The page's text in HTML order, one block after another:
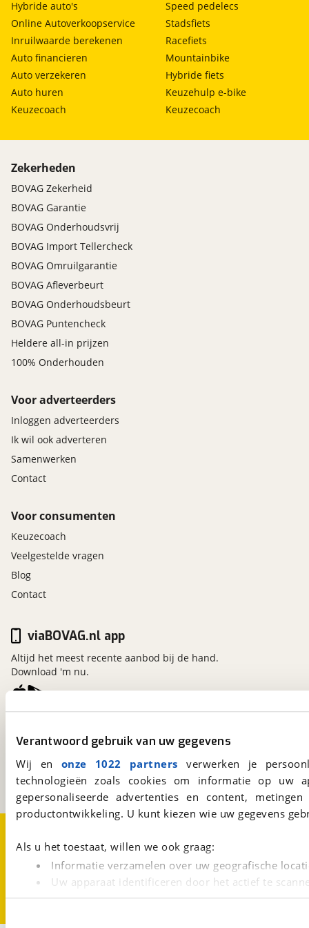
Verantwoord gebruik van uw gegevens
Wij en onze 1022 partners verwerken je
technologieën zoals cookies om informatie op
gepersonaliseerde advertenties en content,
productontwikkeling. U kunt kiezen wie uw gegevens
Als u het toestaat, willen we ook graag:
Informatie verzamelen over uw geografische
Uw apparaat identificeren door het actief te
Lees meer over hoe uw persoonlijke gegevens worden
Hybride auto's
Online Autoverkoopservice
Inruilwaarde berekenen
Auto financieren
Auto verzekeren
Auto huren
Keuzecoach
Speed pedelecs
Stadsfiets
Racefiets
Mountainbike
Hybride fiets
Keuzehulp e-bike
Keuzecoach
Zekerheden
BOVAG Zekerheid
BOVAG Garantie
BOVAG Onderhoudsvrij
BOVAG Import Tellercheck
BOVAG Omruilgarantie
BOVAG Afleverbeurt
BOVAG Onderhoudsbeurt
BOVAG Puntencheck
Heldere all-in prijzen
100% Onderhouden
Voor adverteerders
Inloggen adverteerders
Ik wil ook adverteren
Samenwerken
Contact
Voor consumenten
Keuzecoach
Veelgestelde vragen
Blog
Contact
Kosterijland15
Een initiatief van
BOVAG
viaBOVAG.nl app
Altijd het meest recente aanbod bij de hand.
Download 'm nu.
CookievoorkeurenVacatures